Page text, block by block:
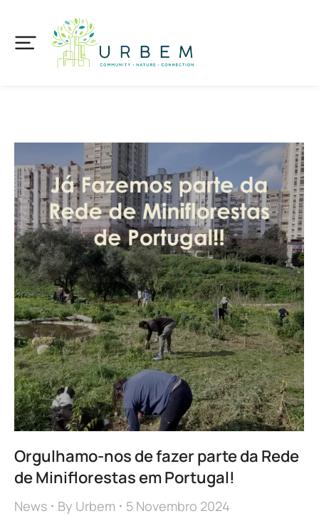
Orgulhamo-nos de fazer parte da Rede
de Miniflorestas em Portugal!
News By Urbem
5 Novembro 2024